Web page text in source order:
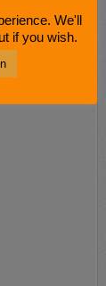
We'll
if you wish.